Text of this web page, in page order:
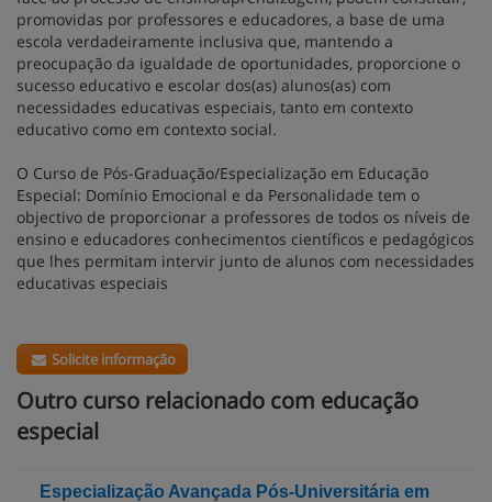
promovidas por professores e educadores, a base de uma
escola verdadeiramente inclusiva que, mantendo a
preocupação da igualdade de oportunidades, proporcione o
sucesso educativo e escolar dos(as) alunos(as) com
necessidades educativas especiais, tanto em contexto
educativo como em contexto social.
O Curso de Pós-Graduação/Especialização em Educação
Especial: Domínio Emocional e da Personalidade tem o
objectivo de proporcionar a professores de todos os níveis de
ensino e educadores conhecimentos científicos e pedagógicos
que lhes permitam intervir junto de alunos com necessidades
educativas especiais
Solicite informação
Outro curso relacionado com educação
especial
Especialização Avançada Pós-Universitária em